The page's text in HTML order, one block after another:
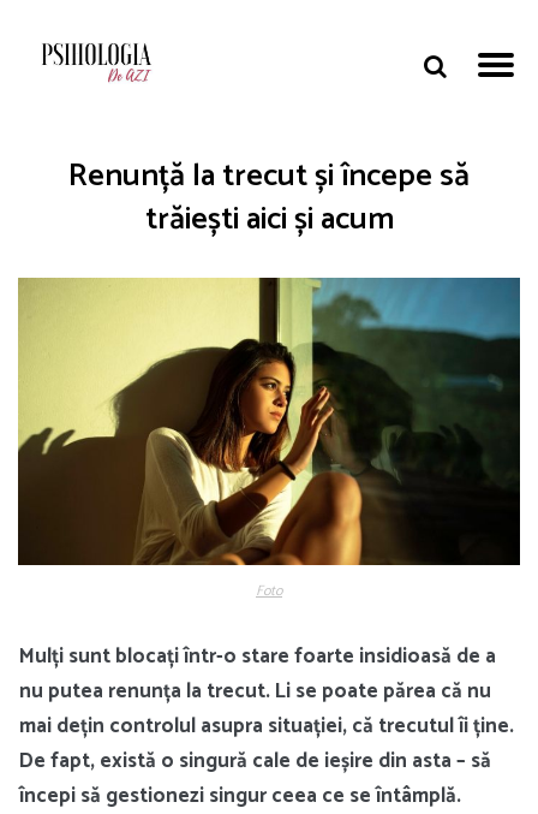
Renunță la trecut și începe să
trăiești aici și acum
Foto
Mulți sunt blocați într-o stare foarte insidioasă de a
nu putea renunța la trecut. Li se poate părea că nu
mai dețin controlul asupra situației, că trecutul îi ține.
De fapt, există o singură cale de ieșire din asta – să
începi să gestionezi singur ceea ce se întâmplă.